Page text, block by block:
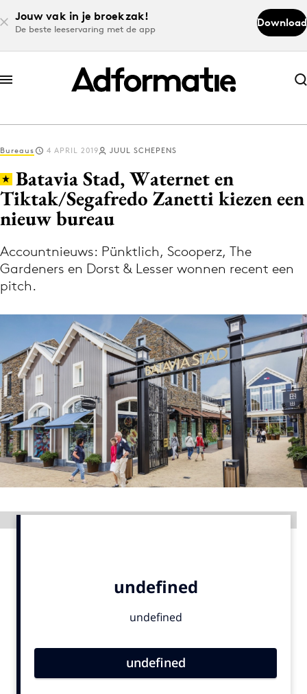
Jouw vak in je broekzak!
De beste leeservaring met de app
Download
Abonneer nu
Abonneer nu
Log in
Volg het laatste nieuws via de Adformatie
Nieuws app
Menu
Home
9 sept: GenAI-training
12 nov: MarketingLive!
Adverteren
Events
Vacatures
Campagnes
Bureaus 4 APRIL 2019 JUUL SCHEPENS
Batavia Stad, Waternet en
Tiktak/Segafredo Zanetti kiezen een
nieuw bureau
Accountnieuws: Pünktlich, Scooperz, The
Gardeners en Dorst & Lesser wonnen recent een
pitch.